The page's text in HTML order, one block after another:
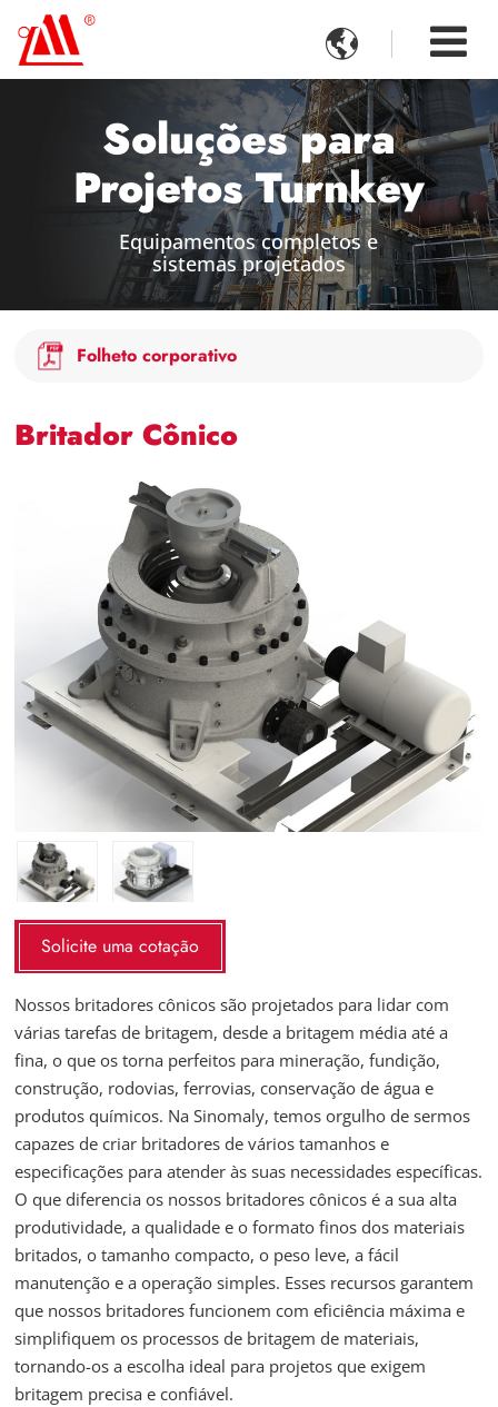

Soluções para
Projetos Turnkey
Equipamentos completos e
sistemas projetados
Folheto corporativo
Britador Cônico
Solicite uma cotação
Nossos britadores cônicos são projetados para lidar com
várias tarefas de britagem, desde a britagem média até a
fina, o que os torna perfeitos para mineração, fundição,
construção, rodovias, ferrovias, conservação de água e
produtos químicos. Na Sinomaly, temos orgulho de sermos
capazes de criar britadores de vários tamanhos e
especificações para atender às suas necessidades específicas.
O que diferencia os nossos britadores cônicos é a sua alta
produtividade, a qualidade e o formato finos dos materiais
britados, o tamanho compacto, o peso leve, a fácil
manutenção e a operação simples. Esses recursos garantem
que nossos britadores funcionem com eficiência máxima e
simplifiquem os processos de britagem de materiais,
tornando-os a escolha ideal para projetos que exigem
britagem precisa e confiável.